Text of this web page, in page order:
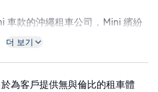
車款的沖繩租車公司，Mini 繽紛
沖繩海島的絕美景緻，為您的旅行
더 보기
為客戶提供無與倫比的租車體